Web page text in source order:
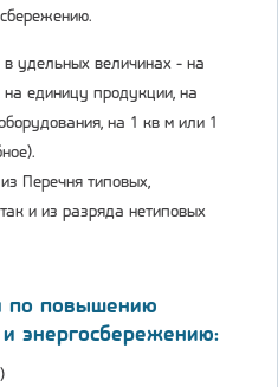
удельных величинах - на
на единицу продукции, на
на 1 кв м или 1
Перечня типовых,
и из разряда нетиповых
по повышению
энергосбережению: